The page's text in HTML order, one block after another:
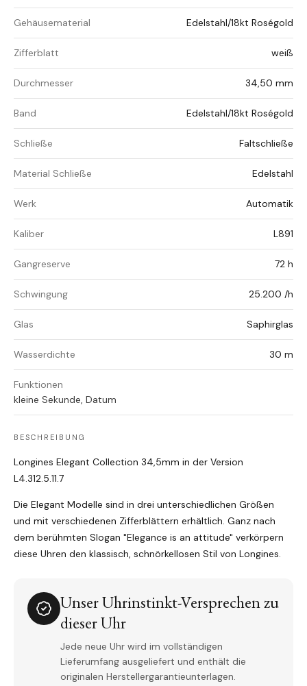
Gehäusematerial Edelstahl/18kt Roségold
Zifferblatt weiß
Durchmesser 34,50 mm
Band Edelstahl/18kt Roségold
Schließe Faltschließe
Material Schließe Edelstahl
Werk Automatik
Kaliber L891
Gangreserve 72 h
Schwingung 25.200 /h
Glas Saphirglas
Wasserdichte 30 m
Funktionen
kleine Sekunde, Datum
BESCHREIBUNG
Longines Elegant Collection 34,5mm in der Version
L4.312.5.11.7
Die Elegant Modelle sind in drei unterschiedlichen Größen
und mit verschiedenen Zifferblättern erhältlich. Ganz nach
dem berühmten Slogan "Elegance is an attitude" verkörpern
diese Uhren den klassisch, schnörkellosen Stil von Longines.
Unser Uhrinstinkt-Versprechen zu
dieser Uhr
Jede neue Uhr wird im vollständigen
Lieferumfang ausgeliefert und enthält die
originalen Herstellergarantieunterlagen.